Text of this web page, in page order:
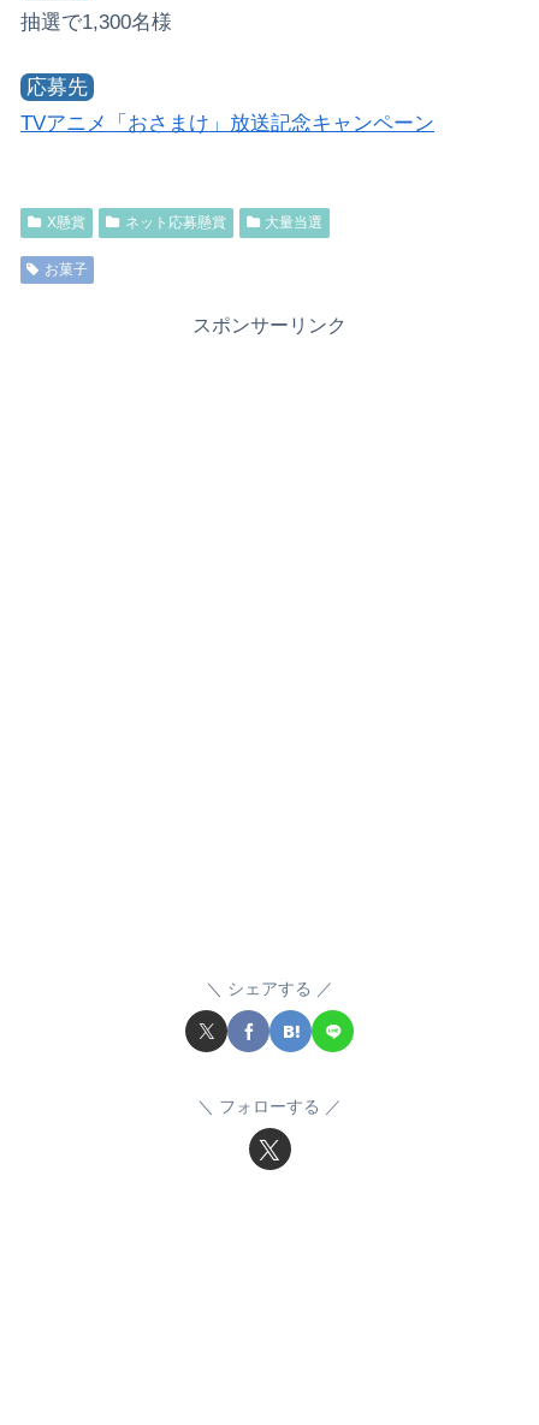
抽選で1,300名様
応募先
TVアニメ「おさまけ」放送記念キャンペーン
X懸賞 ネット応募懸賞 大量当選
お菓子
スポンサーリンク
シェアする
フォローする